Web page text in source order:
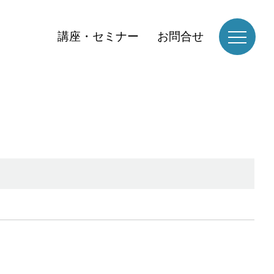
講座・セミナー お問合せ